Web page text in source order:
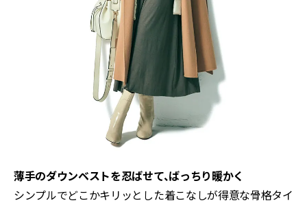
薄手のダウンベストを忍ばせて、ばっちり暖かく
シンプルでどこかキリッとした着こなしが得意な骨格タイ